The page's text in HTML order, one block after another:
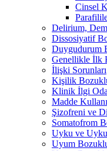
Cinsel
Delirium,
Dissosiyatif
Duygudurum
Genellikle İlk
İlişki Sorunları
Kişilik
Klinik İlgi
Madde
Şizofreni ve
Somatofrom
Uyku ve
Uyum